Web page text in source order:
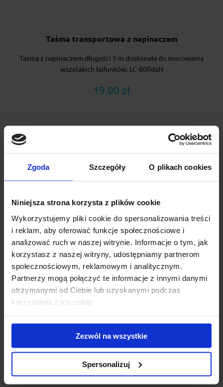
Zgoda Szczegóły O plikach cookies
Niniejsza strona korzysta z plików cookie
Wykorzystujemy pliki cookie do spersonalizowania treści
i reklam, aby oferować funkcje społecznościowe i
analizować ruch w naszej witrynie. Informacje o tym, jak
korzystasz z naszej witryny, udostępniamy partnerom
społecznościowym, reklamowym i analitycznym.
Partnerzy mogą połączyć te informacje z innymi danymi
otrzymanymi od Ciebie lub uzyskanymi podczas
korzystania z ich usług.
Zezwól na wszystkie
Spersonalizuj
Taśma transportowa z napinaczem
Taśma z napinaczem długości 5 m doskonała do mocowania
wszelakich ładunków. LC-800daN
19.00 zł
Składany ogranicznik ładunku do belek Cruz Alu
Cargo -wysokość 25 cm
Składane ogranicznik ładunku do belek Cruz Alu Cargo
290.00 zł